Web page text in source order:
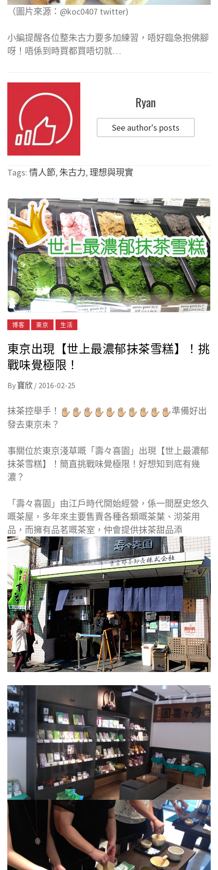
（圖片來源：@koc0407 twitter)
小編提醒各位整朱古力要多加練習，唔好臨急抱佛腳
呀！唔係到時買都買唔切就…
Ryan
See author's posts
Tags: 情人節, 朱古力,理想與現實
博客 東京 生活
東京出現【世上最濃郁抹茶雪糕】！挑
戰味覺極限！
By 寶欣 / 2016-02-25
抹茶控舉手！
準備好出
發去東京未？
事關位於東京淺草嘅「壽々喜園」出現【世上最濃郁
抹茶雪糕】！簡直挑戰味覺極限！好想知到底有幾
濃？
「壽々喜園」由江戶時代開始經營，係一間歷史悠久
嘅茶屋，多年來主要售賣各種各類嘅茶葉、沏茶用
品，而擁有品茗嘅茶室，仲會提供抹茶甜品添